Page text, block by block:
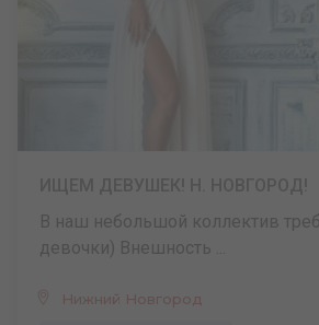
В наш небольшой коллектив
девочки) Внешность ...
Нижний Новгород